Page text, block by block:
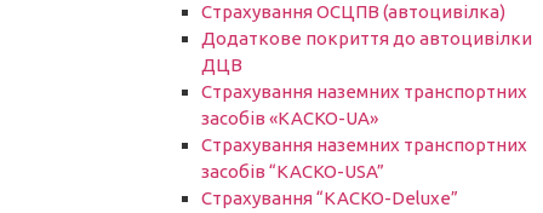
Страхування ОСЦПВ (автоцивілка)
Додаткове покриття до автоцивілки
ДЦВ
Страхування наземних транспортних
засобів «КАСКО-UA»
Страхування наземних транспортних
засобів “КАСКО-USA”
Страхування “КАСКО-Deluxe”